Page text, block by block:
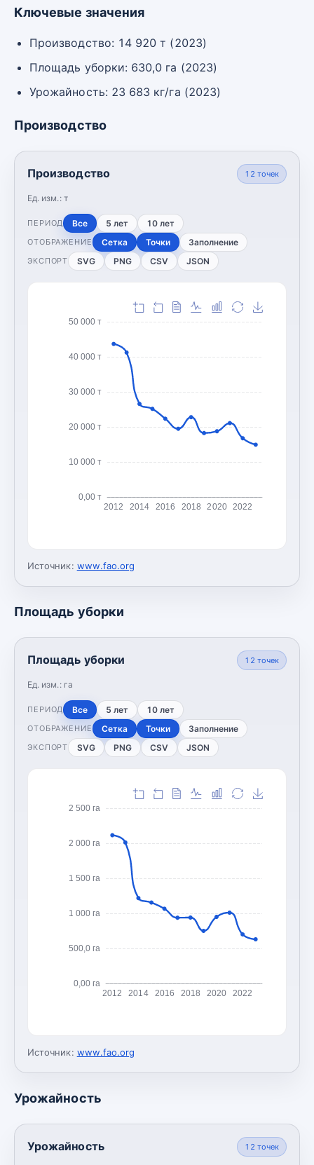
Ключевые значения
Производство: 14 920 т (2023)
Площадь уборки: 630,0 га (2023)
Урожайность: 23 683 кг/га (2023)
Производство
Производство
Ед. изм.: т
12 точек
ПЕРИОД Все 5 лет 10 лет
ОТОБРАЖЕНИЕ Сетка Точки Заполнение
ЭКСПОРТ SVG PNG CSV JSON
0,00 т
10 000 т
20 000 т
30 000 т
40 000 т
50 000 т
2012 2014 2016 2018 2020 2022
Источник: www.fao.org
Площадь уборки
Площадь уборки
Ед. изм.: га
12 точек
ПЕРИОД Все 5 лет 10 лет
ОТОБРАЖЕНИЕ Сетка Точки Заполнение
ЭКСПОРТ SVG PNG CSV JSON
0,00 га
500,0 га
1 000 га
1 500 га
2 000 га
2 500 га
2012 2014 2016 2018 2020 2022
Источник: www.fao.org
Урожайность
Урожайность 12 точек